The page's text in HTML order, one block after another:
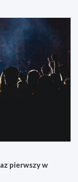
pierwszy w